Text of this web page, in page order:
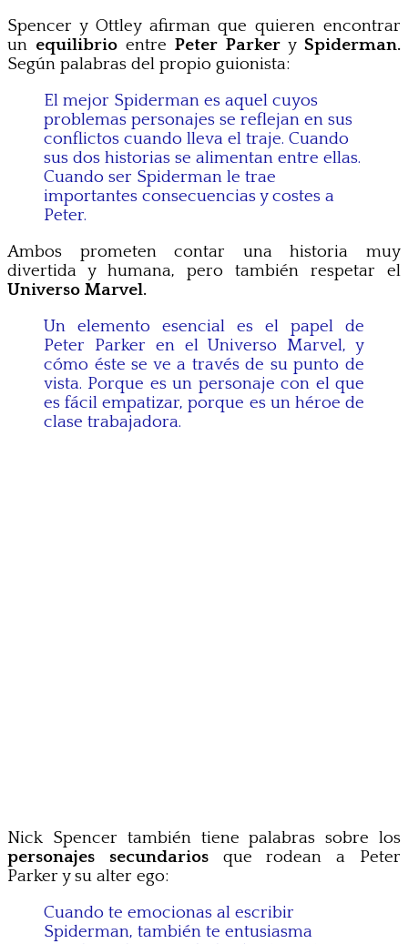
Spencer y Ottley afirman que quieren encontrar
un equilibrio entre Peter Parker y Spiderman.
Según palabras del propio guionista:
El mejor Spiderman es aquel cuyos
problemas personajes se reflejan en sus
conflictos cuando lleva el traje. Cuando
sus dos historias se alimentan entre ellas.
Cuando ser Spiderman le trae
importantes consecuencias y costes a
Peter.
Ambos prometen contar una historia muy
divertida y humana, pero también respetar el
Universo Marvel.
Un elemento esencial es el papel de
Peter Parker en el Universo Marvel, y
cómo éste se ve a través de su punto de
vista. Porque es un personaje con el que
es fácil empatizar, porque es un héroe de
clase trabajadora.
Nick Spencer también tiene palabras sobre los
personajes secundariosque rodean a Peter
Parker y su alter ego:
Cuando te emocionas al escribir
Spiderman, también te entusiasma